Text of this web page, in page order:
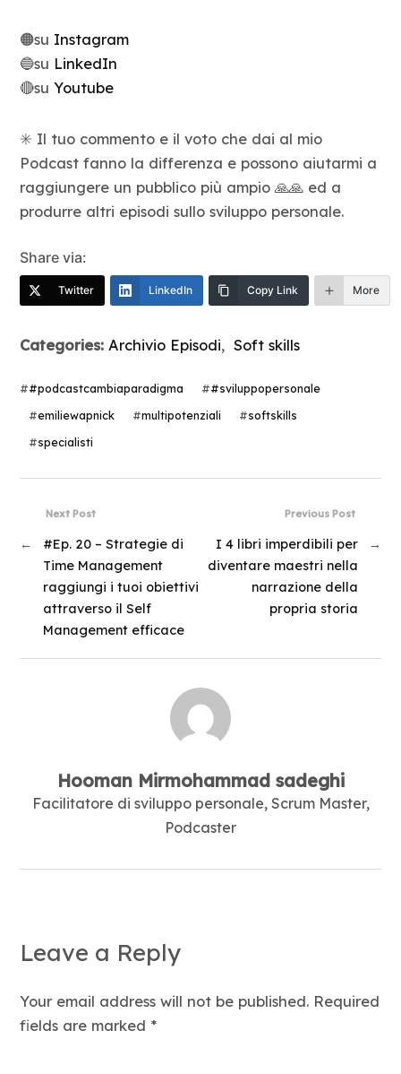
🟠su Instagram
🔵su LinkedIn
🔴suYoutube
✳️ Il tuo commento e il voto che dai al mio
Podcast fanno la differenza e possono aiutarmi a
raggiungere un pubblico più ampio 🙏🙏 ed a
produrre altri episodi sullo sviluppo personale.
Share via:
Twitter LinkedIn Copy Link More
Categories: Archivio Episodi, Soft skills
##podcastcambiaparadigma ##sviluppopersonale
#emiliewapnick #multipotenziali #softskills
#specialisti
Previous Post
I 4 libri imperdibili per
diventare maestri nella
narrazione della
propria storia
→
Next Post
←
#Ep. 20 – Strategie di
Time Management
raggiungi i tuoi obiettivi
attraverso il Self
Management efficace
Hooman Mirmohammad sadeghi
Facilitatore di sviluppo personale, Scrum Master,
Podcaster
Leave a Reply
Your email address will not be published. Required
fields are marked *